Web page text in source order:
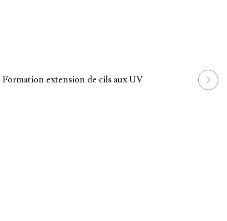
Formation extension de cils aux UV